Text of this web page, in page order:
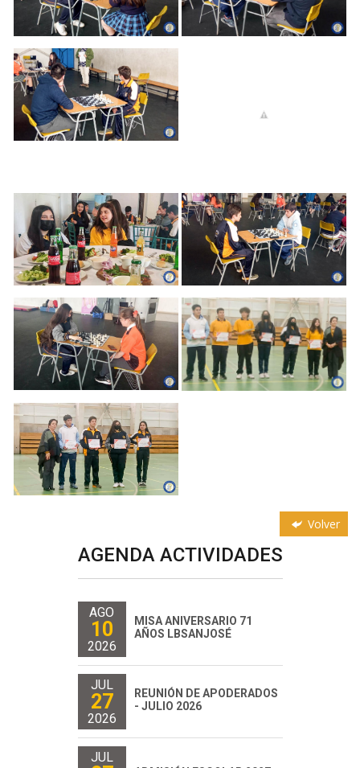
Volver
AGENDA ACTIVIDADES
AGO
10
2026
MISA ANIVERSARIO 71
AÑOS LBSANJOSÉ
JUL
27
2026
REUNIÓN DE APODERADOS
- JULIO 2026
JUL